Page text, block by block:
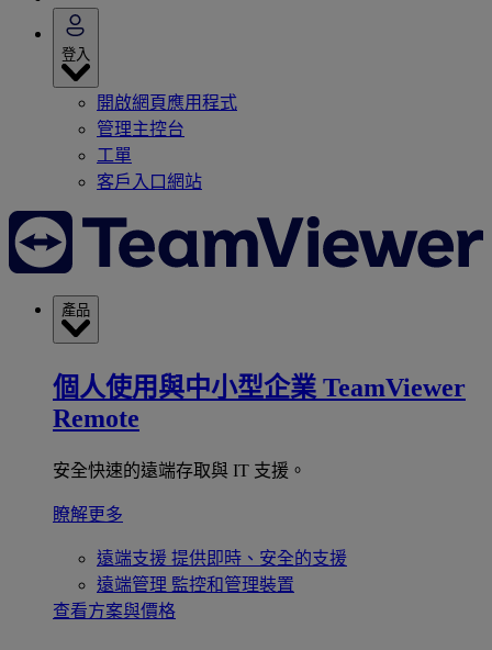
登入
開啟網頁應用程式
管理主控台
工單
客戶入口網站
產品
個人使用與中小型企業 TeamViewer
Remote
安全快速的遠端存取與 IT 支援。
瞭解更多
遠端支援 提供即時、安全的支援
遠端管理 監控和管理裝置
查看方案與價格